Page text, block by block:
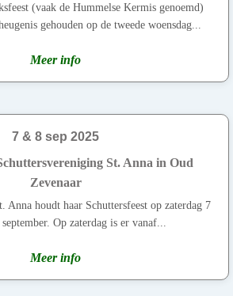
(vaak de Hummelse Kermis genoemd)
gehouden op de tweede woensdag...
Meer info
7 & 8 sep 2025
St. Anna in Oud
Zevenaar
Anna houdt haar Schuttersfeest op zaterdag 7
Op zaterdag is er vanaf...
Meer info